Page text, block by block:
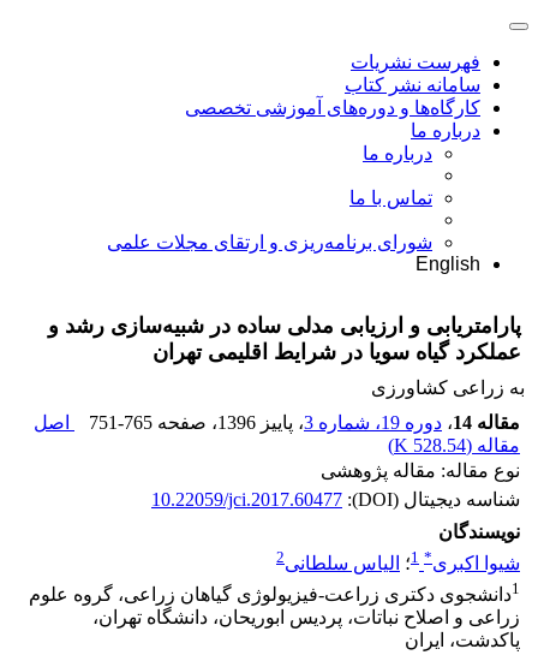
فهرست نشریات
سامانه نشر کتاب
کارگاه‌ها و دوره‌های آموزشی تخصصی
درباره ما
درباره ما
تماس با ما
شورای برنامه‌ریزی و ارتقای مجلات علمی
English
پارامتر‌یابی و ارزیابی مدلی ساده در شبیه‌سازی رشد و
عملکرد گیاه سویا در شرایط اقلیمی تهران
به زراعی کشاورزی
مقاله 14
، دوره 19، شماره 3 ، پاییز 1396 ، صفحه 751-765
اصل
مقاله (528.54 K
)
نوع مقاله: مقاله پژوهشی
شناسه دیجیتال (DOI):
10.22059/jci.2017.60477
نویسندگان
شیوا اکبری*
1؛ الیاس سلطانی2
1دانشجوی دکتری زراعت-فیزیولوژی گیاهان زراعی، گروه علوم
زراعی و اصلاح نباتات، پردیس ابوریحان، دانشگاه تهران،
پاکدشت، ایران